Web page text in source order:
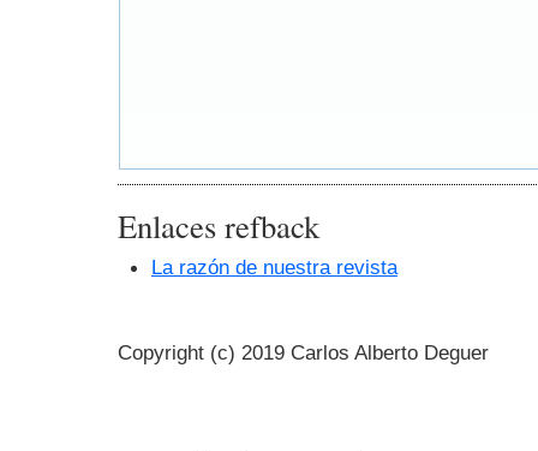
Enlaces refback
La razón de nuestra revista
Copyright (c) 2019 Carlos Alberto Deguer